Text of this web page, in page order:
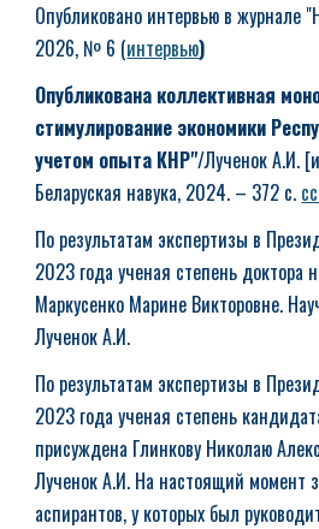
Опубликовано интервью в журнале
2026, № 6 (интервью)
Опубликована коллективная
стимулирование экономики
учетом опыта КНР"/Лученок А.И.
Беларуская навука, 2024. – 372 с.
По результатам экспертизы в
2023 года ученая степень доктора
Маркусенко Марине Викторовне.
Лученок А.И.
По результатам экспертизы в
2023 года ученая степень
присуждена Глинкову Николаю
Лученок А.И. На настоящий момент
аспирантов, у которых был